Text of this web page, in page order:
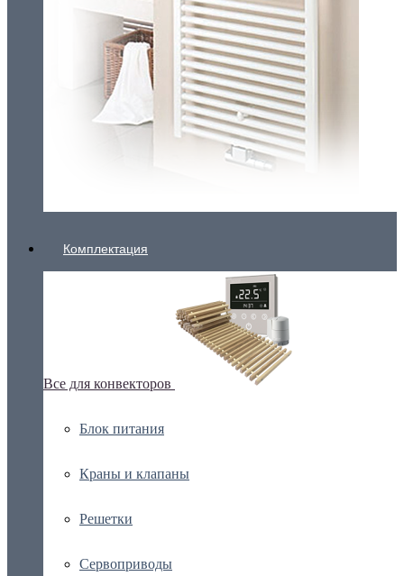
Комплектация
Все для конвекторов
Блок питания
Краны и клапаны
Решетки
Сервоприводы